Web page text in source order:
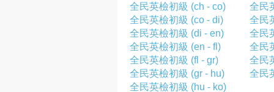
全民英檢初級 (ch - co)
全民
全民英檢初級 (co - di)
全民
全民英檢初級 (di - en)
全民
全民英檢初級 (en - fl)
全民
全民英檢初級 (fl - gr)
全民
全民英檢初級 (gr - hu)
全民
全民英檢初級 (hu - ko)